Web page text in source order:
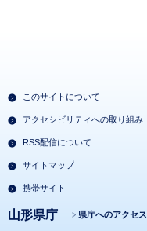
このサイトについて
アクセシビリティへの取り組み
RSS配信について
サイトマップ
携帯サイト
山形県庁 県庁へのアクセス